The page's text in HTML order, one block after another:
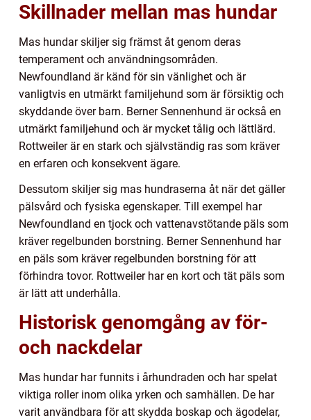
Skillnader mellan mas hundar
Mas hundar skiljer sig främst åt genom deras
temperament och användningsområden.
Newfoundland är känd för sin vänlighet och är
vanligtvis en utmärkt familjehund som är försiktig och
skyddande över barn. Berner Sennenhund är också en
utmärkt familjehund och är mycket tålig och lättlärd.
Rottweiler är en stark och självständig ras som kräver
en erfaren och konsekvent ägare.
Dessutom skiljer sig mas hundraserna åt när det gäller
pälsvård och fysiska egenskaper. Till exempel har
Newfoundland en tjock och vattenavstötande päls som
kräver regelbunden borstning. Berner Sennenhund har
en päls som kräver regelbunden borstning för att
förhindra tovor. Rottweiler har en kort och tät päls som
är lätt att underhålla.
Historisk genomgång av för-
och nackdelar
Mas hundar har funnits i århundraden och har spelat
viktiga roller inom olika yrken och samhällen. De har
varit användbara för att skydda boskap och ägodelar,